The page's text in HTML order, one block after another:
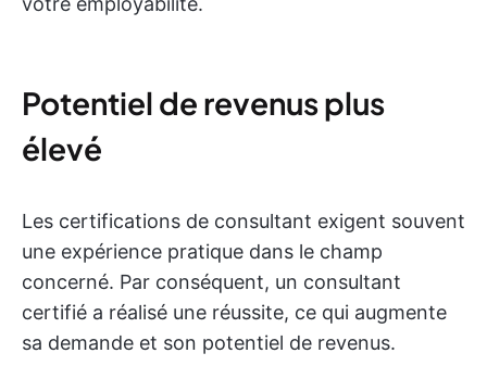
Potentiel de revenus plus
élevé
Les certifications de consultant exigent souvent
une expérience pratique dans le champ
concerné. Par conséquent, un consultant
certifié a réalisé une réussite, ce qui augmente
sa demande et son potentiel de revenus.